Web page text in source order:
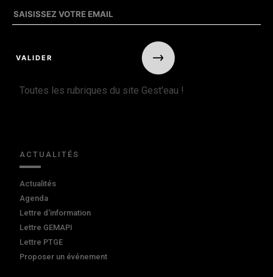
Toutes les rubriques du site Gest'eau !
ACTUALITÉS
Actualités
Agenda
Lettre d'information
Lettre GEMAPI
Lettre PTGE
Proposer un événement